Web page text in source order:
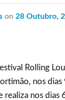
on 28 Outubro,
Rolling
nos
realiza nos dias